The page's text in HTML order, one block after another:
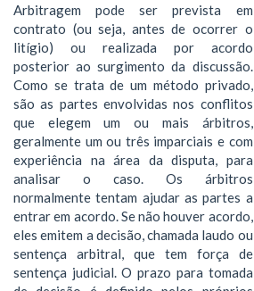
Arbitragem pode ser prevista em
contrato (ou seja, antes de ocorrer o
litígio) ou realizada por acordo
posterior ao surgimento da discussão.
Como se trata de um método privado,
são as partes envolvidas nos conflitos
que elegem um ou mais árbitros,
geralmente um ou três imparciais e com
experiência na área da disputa, para
analisar o caso. Os árbitros
normalmente tentam ajudar as partes a
entrar em acordo. Se não houver acordo,
eles emitem a decisão, chamada laudo ou
sentença arbitral, que tem força de
sentença judicial. O prazo para tomada